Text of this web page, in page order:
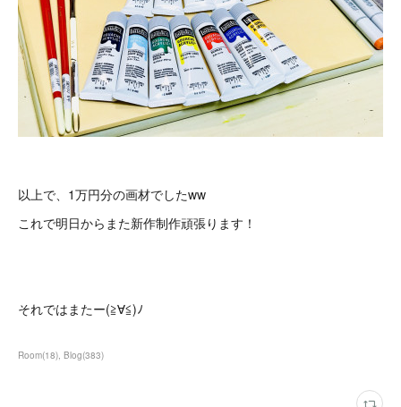
以上で、1万円分の画材でしたww
これで明日からまた新作制作頑張ります！
それではまたー(≧∀≦)ﾉ
Room(18) Blog(383)